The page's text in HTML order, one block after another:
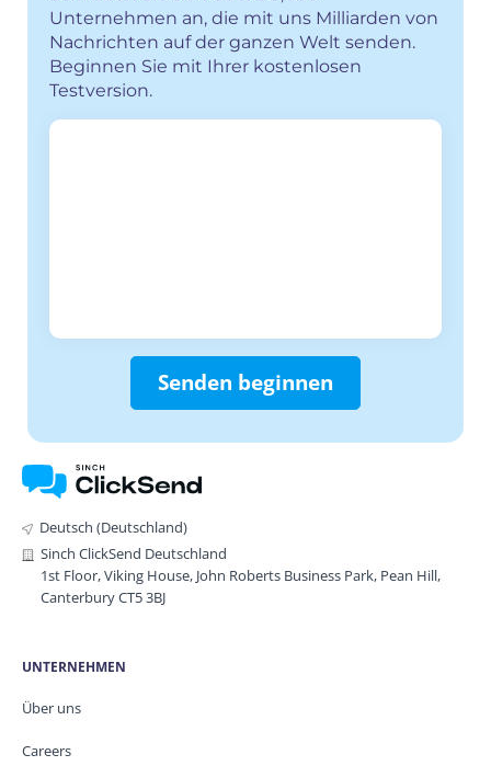
Unternehmen an, die mit uns Milliarden von
Nachrichten auf der ganzen Welt senden.
Beginnen Sie mit Ihrer kostenlosen
Testversion.
Senden beginnen
Deutsch (Deutschland)
Sinch ClickSend Deutschland
1st Floor, Viking House, John Roberts Business Park, Pean Hill,
Canterbury CT5 3BJ
UNTERNEHMEN
Über uns
Careers